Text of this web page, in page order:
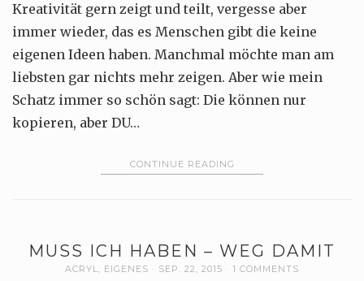
Kreativität gern zeigt und teilt, vergesse aber
immer wieder, das es Menschen gibt die keine
eigenen Ideen haben. Manchmal möchte man am
liebsten gar nichts mehr zeigen. Aber wie mein
Schatz immer so schön sagt: Die können nur
kopieren, aber DU…
CONTINUE READING
MUSS ICH HABEN – WEG DAMIT
ACRYL, EIGENES SEP. 22, 2015 1 COMMENTS